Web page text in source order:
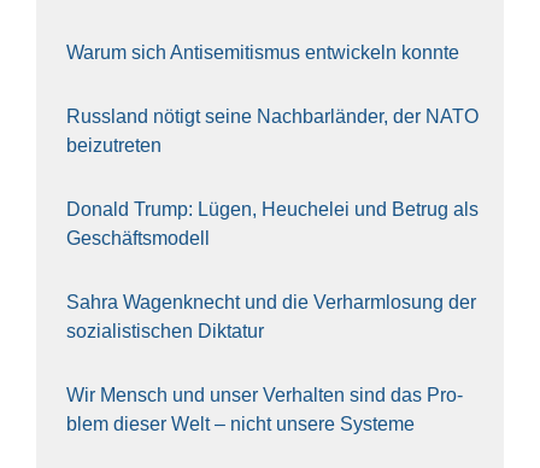
War­um sich Anti­se­mi­tis­mus ent­wi­ckeln konn­te
Russ­land nötigt sei­ne Nach­bar­län­der, der NATO
bei­zu­tre­ten
Donald Trump: Lügen, Heu­che­lei und Betrug als
Geschäfts­mo­dell
Sahra Wagen­knecht und die Ver­harm­lo­sung der
sozia­lis­ti­schen Dik­ta­tur
Wir Mensch und unser Ver­hal­ten sind das Pro­
blem die­ser Welt – nicht unse­re Sys‍te‍me